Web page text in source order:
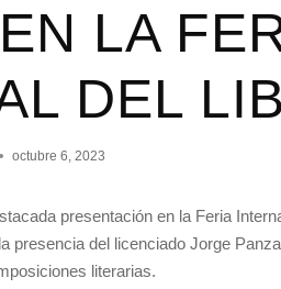
LA
DEL
octubre 6, 2023
presentación en la Feria
presencia del licenciado Jorge
literarias.